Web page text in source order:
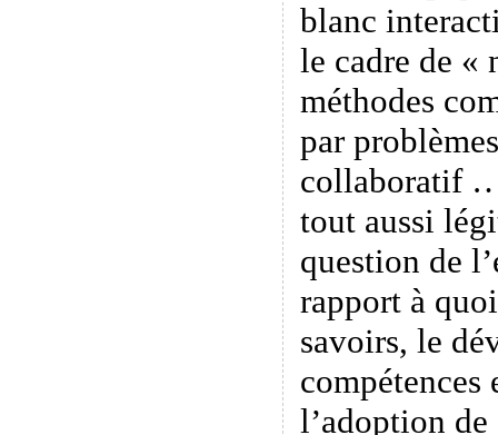
blanc
le cadre de «
méthodes
par
collaboratif
tout aussi
question de
rapport à
savoirs, le
compétences
l’adoption